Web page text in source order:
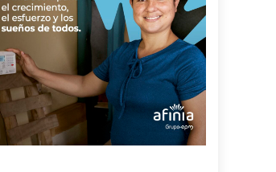
30
JUL
Juez legalizó la
captura de Deimer,
el hombre capturado
por intento de
asesinato de la
empleada de Super